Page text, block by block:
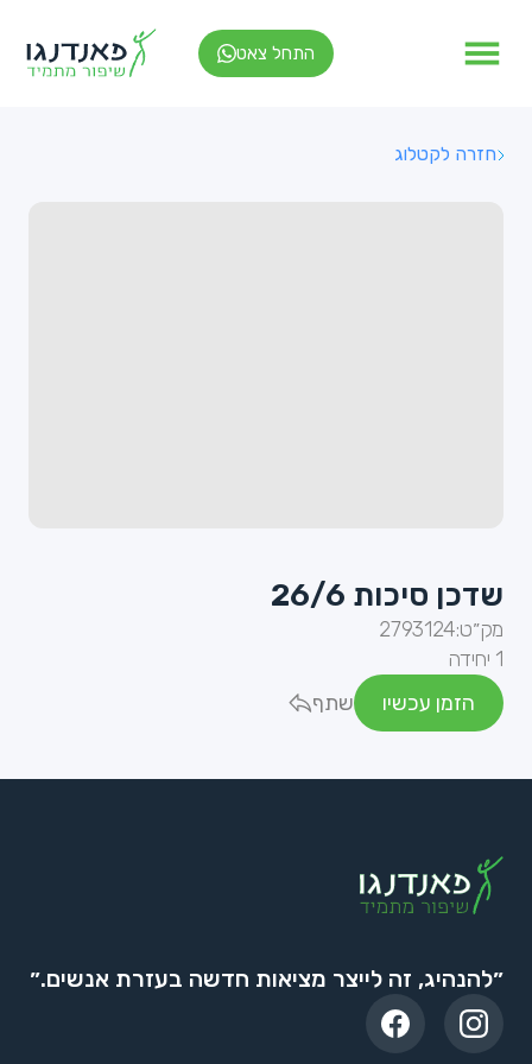
התחל צאט
חזרה לקטלוג
שדכן סיכות 26/6
מק״ט:2793124
1 יחידה
הזמן עכשיו
שתף
״להנהיג, זה לייצר מציאות חדשה בעזרת אנשים.״